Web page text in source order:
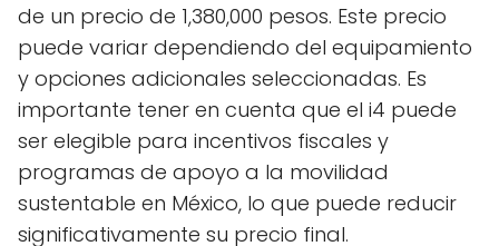
de un precio de 1,380,000 pesos. Este precio
puede variar dependiendo del equipamiento
y opciones adicionales seleccionadas. Es
importante tener en cuenta que el i4 puede
ser elegible para incentivos fiscales y
programas de apoyo a la movilidad
sustentable en México, lo que puede reducir
significativamente su precio final.